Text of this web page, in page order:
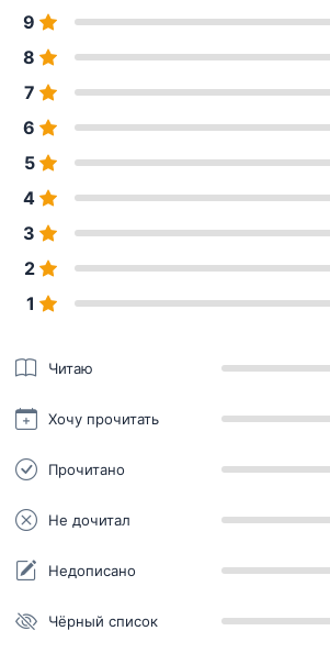
9
8
7
6
5
4
3
2
1
Читаю
Хочу прочитать
Прочитано
Не дочитал
Недописано
Чёрный список